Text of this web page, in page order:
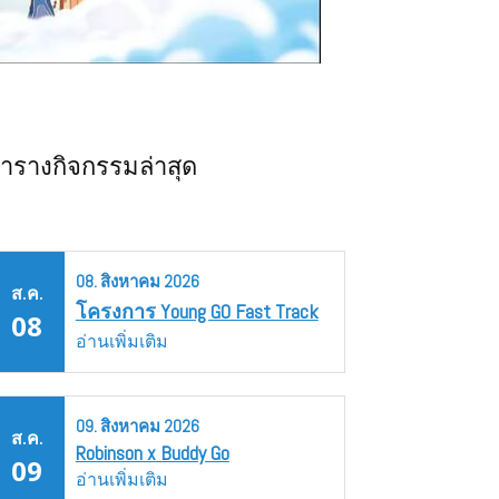
รางกิจกรรมล่าสุด
ส.ค.
08
08.สิงหาคม 2026
โครงการ Young GO Fast Track
อ่านเพิ่มเติม
ส.ค.
09
09.สิงหาคม 2026
Robinson x Buddy Go
อ่านเพิ่มเติม